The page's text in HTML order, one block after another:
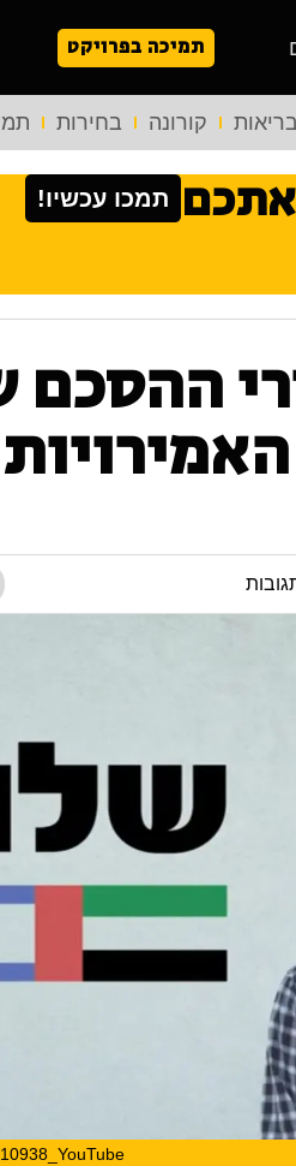
תמיכה בפרויקט
בריאות קורונה בחירות
אתכם תמכו עכשיו!
ההסכם